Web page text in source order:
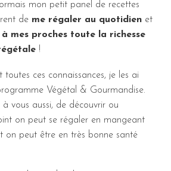
mon petit panel de recettes
de me régaler au quotidien et
mes proches toute la richesse
!
toutes ces connaissances, je les ai
Végétal & Gourmandise.
vous aussi, de découvrir ou
on peut se régaler en mangeant
on peut être en très bonne santé